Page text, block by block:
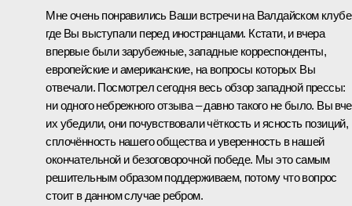
Мне очень понравились Ваши встречи на Валдайском
где Вы выступали перед иностранцами. Кстати, и вчера
впервые были зарубежные, западные корреспонденты,
европейские и американские, на вопросы которых Вы
отвечали. Посмотрел сегодня весь обзор западной прессы:
ни одного небрежного отзыва – давно такого не было. Вы
их убедили, они почувствовали чёткость и ясность позиций,
сплочённость нашего общества и уверенность в нашей
окончательной и безоговорочной победе. Мы это самым
решительным образом поддерживаем, потому что вопрос
стоит в данном случае ребром.